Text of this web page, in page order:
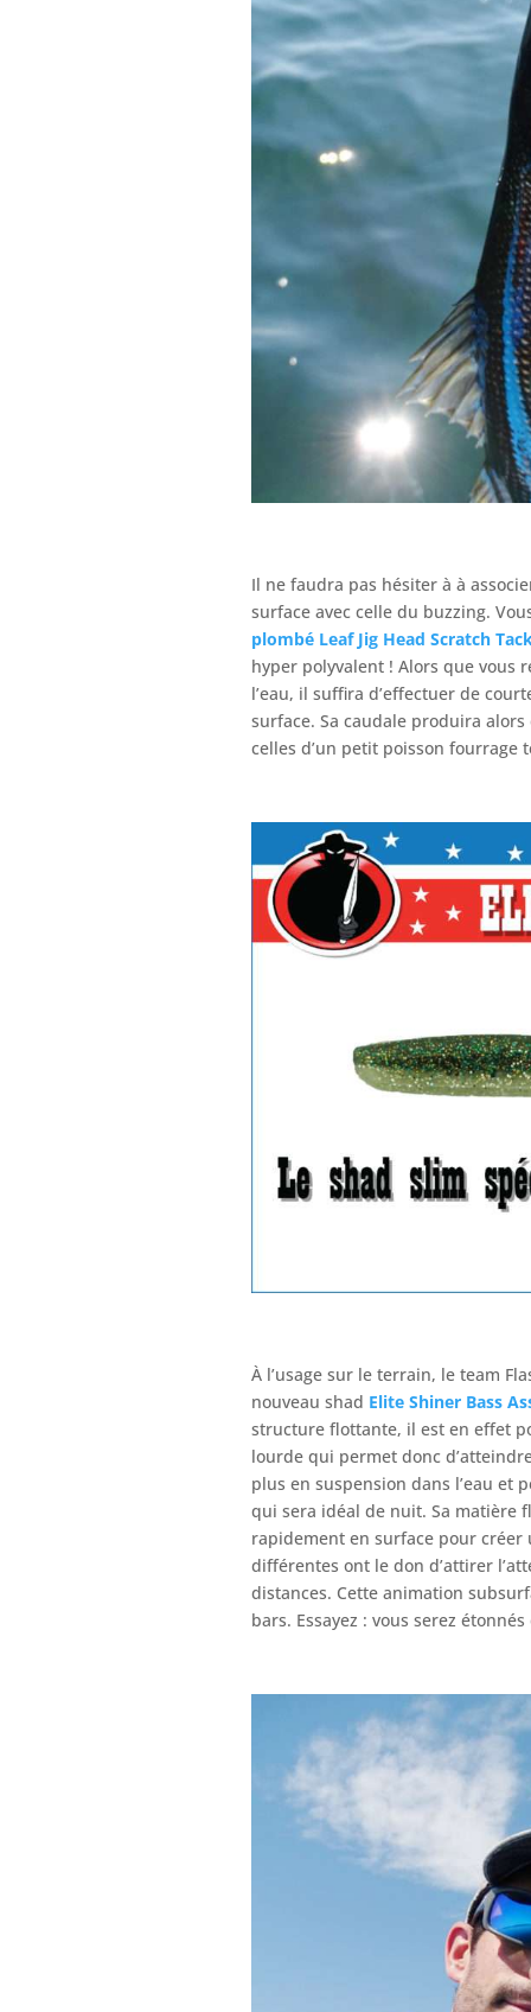
Il ne faudra pas hésiter à à
surface avec celle du buzzing.
plombé Leaf Jig Head Scratch
hyper polyvalent ! Alors que vous
l’eau, il suffira d’effectuer de
surface. Sa caudale produira
celles d’un petit poisson fourrage
À l’usage sur le terrain, le team
nouveau shad Elite Shiner Bass
structure flottante, il est en effet
lourde qui permet donc
plus en suspension dans l’eau et
qui sera idéal de nuit. Sa matière
rapidement en surface pour
différentes ont le don d’attirer
distances. Cette animation
bars. Essayez : vous serez